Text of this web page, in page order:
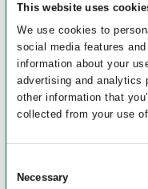
This website uses
We use cookies to
social media features
information about your
advertising and analytics
other information that
collected from your use
Selection
Necessary